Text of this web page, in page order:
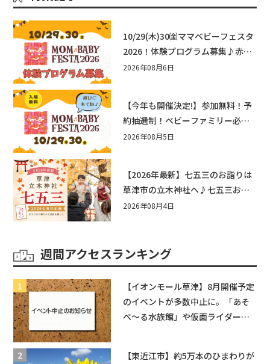
10/29(木)30㈮ママベビーフェスタ
2026！体験プログラム募集♪赤ち
ゃん向けイベントに出演しません
2026年08月6日
【今年も開催決定!】参加無料！予
約抽選制！ベビーファミリー必見
☆入場無料☆10/29(木)30(金)ママ
2026年08月5日
【2026年最新】七五三のお詣りは
草津市の立木神社へ♪七五三お祝
い企画をご紹介！
2026年08月4日
週間アクセスランキング
【イオンモール草津】8月開催予定
のイベントが多数中止に。「あそ
べ〜る水族館」や仮面ライダーシ
【東近江市】約5万本のひまわりが